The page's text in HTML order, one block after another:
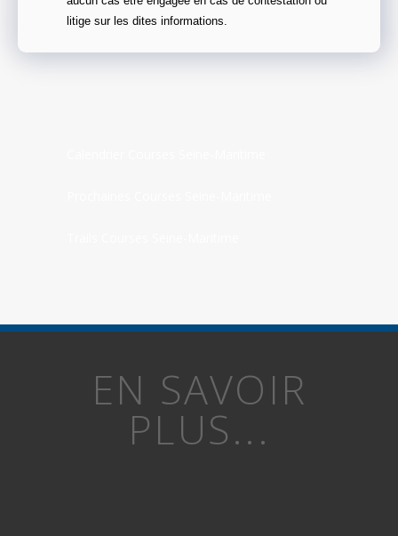
litige sur les dites informations.
EN SAVOIR
PLUS...